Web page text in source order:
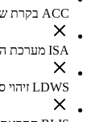
ACC בקרת שיוט אדפטיבית
ISA מערכת הגבלה אוטומטית למהירות הרכב
LDWS זיהוי סטיה מנתיב